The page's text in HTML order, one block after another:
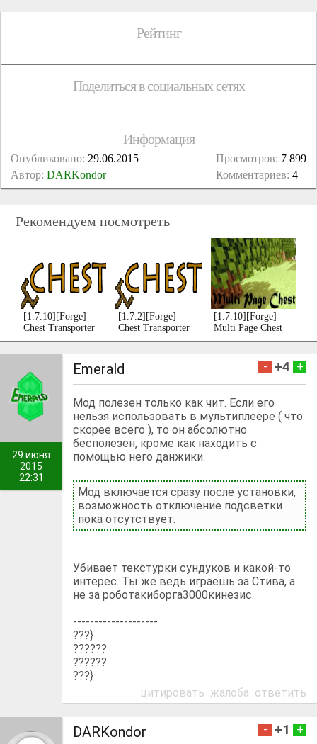
Рейтинг
Поделиться в социальных сетях
Информация
Просмотров: 7 899
Комментариев: 4
Опубликовано: 29.06.2015
Автор: DARKondor
Рекомендуем посмотреть
[1.7.10][Forge]
Chest Transporter
[1.7.2][Forge]
Chest Transporter
[1.7.10][Forge]
Multi Page Chest
29 июня
2015
22:31
Emerald - +4 +
Мод полезен только как чит. Если его
нельзя использовать в мультиплеере ( что
скорее всего ), то он абсолютно
бесполезен, кроме как находить с
помощью него данжики.
Мод включается сразу после установки,
возможность отключение подсветки
пока отсутствует.
Убивает текстурки сундуков и какой-то
интерес. Ты же ведь играешь за Стива, а
не за роботакиборга3000кинезис.
--------------------
???}
??????
??????
???}
цитировать жалоба ответить
DARKondor - +1 +